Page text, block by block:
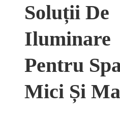
Soluții De
Iluminare
Pentru
Mici Și